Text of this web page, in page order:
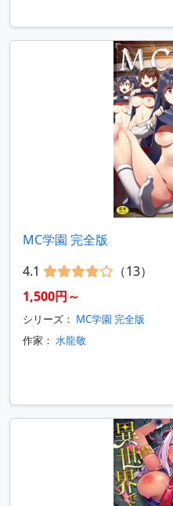
MC学園 完全版
4.1
（13）
1,500円～
シリーズ： MC学園 完全版
作家： 水龍敬